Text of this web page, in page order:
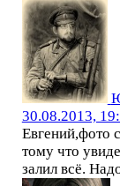
30.08.2013,
Евгений,фото
тому что
залил всё.